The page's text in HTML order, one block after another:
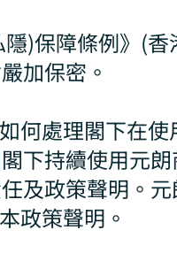
)保障條例》(香
加保密。
何處理閣下在
下持續使用元
及政策聲明。
政策聲明。